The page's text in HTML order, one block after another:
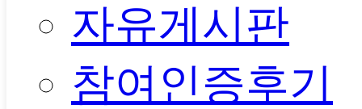
자유게시판
참여인증후기